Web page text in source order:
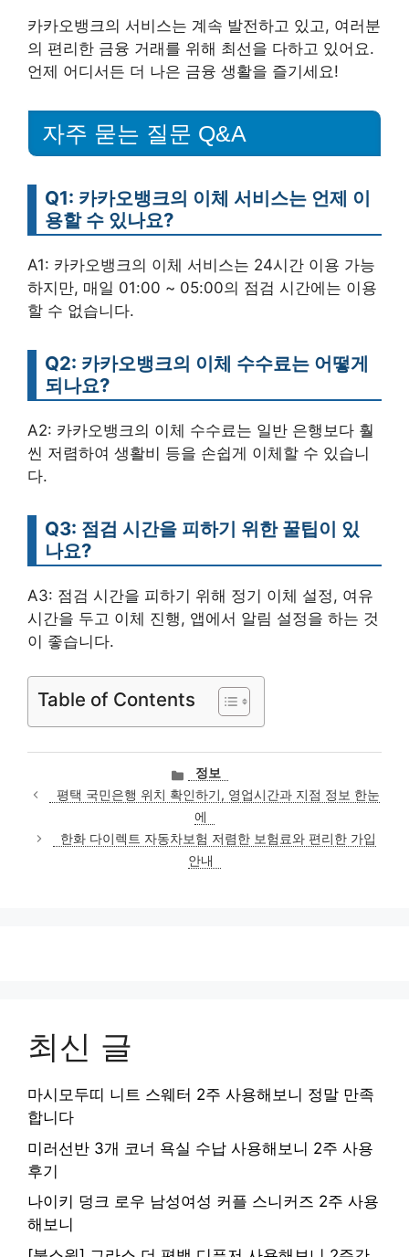
카카오뱅크의 서비스는 계속 발전하고 있고, 여러분
의 편리한 금융 거래를 위해 최선을 다하고 있어요.
언제 어디서든 더 나은 금융 생활을 즐기세요!
자주 묻는 질문 Q&A
Q1: 카카오뱅크의 이체 서비스는 언제 이
용할 수 있나요?
A1: 카카오뱅크의 이체 서비스는 24시간 이용 가능
하지만, 매일 01:00 ~ 05:00의 점검 시간에는 이용
할 수 없습니다.
Q2: 카카오뱅크의 이체 수수료는 어떻게
되나요?
A2: 카카오뱅크의 이체 수수료는 일반 은행보다 훨
씬 저렴하여 생활비 등을 손쉽게 이체할 수 있습니
다.
Q3: 점검 시간을 피하기 위한 꿀팁이 있
나요?
A3: 점검 시간을 피하기 위해 정기 이체 설정, 여유
시간을 두고 이체 진행, 앱에서 알림 설정을 하는 것
이 좋습니다.
Table of Contents
카
테
고
리
정보
평택 국민은행 위치 확인하기, 영업시간과 지점 정보 한눈
에
한화 다이렉트 자동차보험 저렴한 보험료와 편리한 가입
안내
최신 글
마시모두띠 니트 스웨터 2주 사용해보니 정말 만족
합니다
미러선반 3개 코너 욕실 수납 사용해보니 2주 사용
후기
나이키 덩크 로우 남성여성 커플 스니커즈 2주 사용
해보니